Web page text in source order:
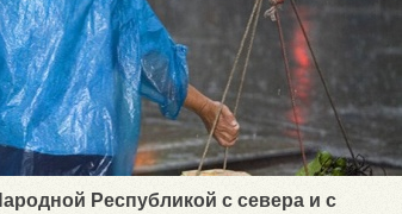
Республикой с севера и с